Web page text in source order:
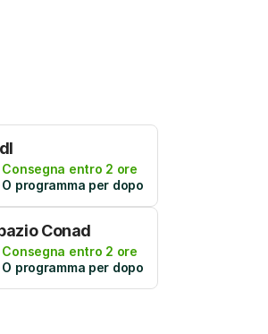
Consegna entro 2 ore
O programma per dopo
Conad
Consegna entro 2 ore
O programma per dopo